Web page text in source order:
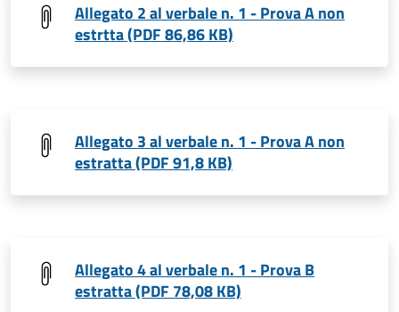
Allegato 2 al verbale n. 1 - Prova A non
estrtta (PDF 86,86 KB)
Allegato 3 al verbale n. 1 - Prova A non
estratta (PDF 91,8 KB)
Allegato 4 al verbale n. 1 - Prova B
estratta (PDF 78,08 KB)